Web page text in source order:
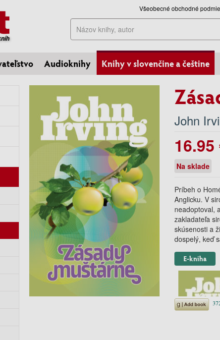
Všeobecné obchodné
Hľadať
Audioknihy Knihy v slovenčine a češtine
John
16.95
Na sklade
Príbeh o
Anglicku. V
neadoptoval,
zakladateľa
skúsenosti a
dospelý, keď
E-kniha